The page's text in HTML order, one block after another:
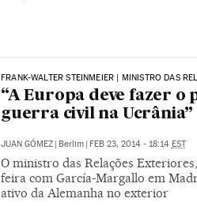
FRANK-WALTER STEINMEIER | MINISTRO DAS
“A Europa deve fazer o
guerra civil na Ucrânia”
JUAN GÓMEZ Berlim FEB 23, 2014 - 18:14 EST
O ministro das Relações
feira com García-Margallo em
ativo da Alemanha no exterior